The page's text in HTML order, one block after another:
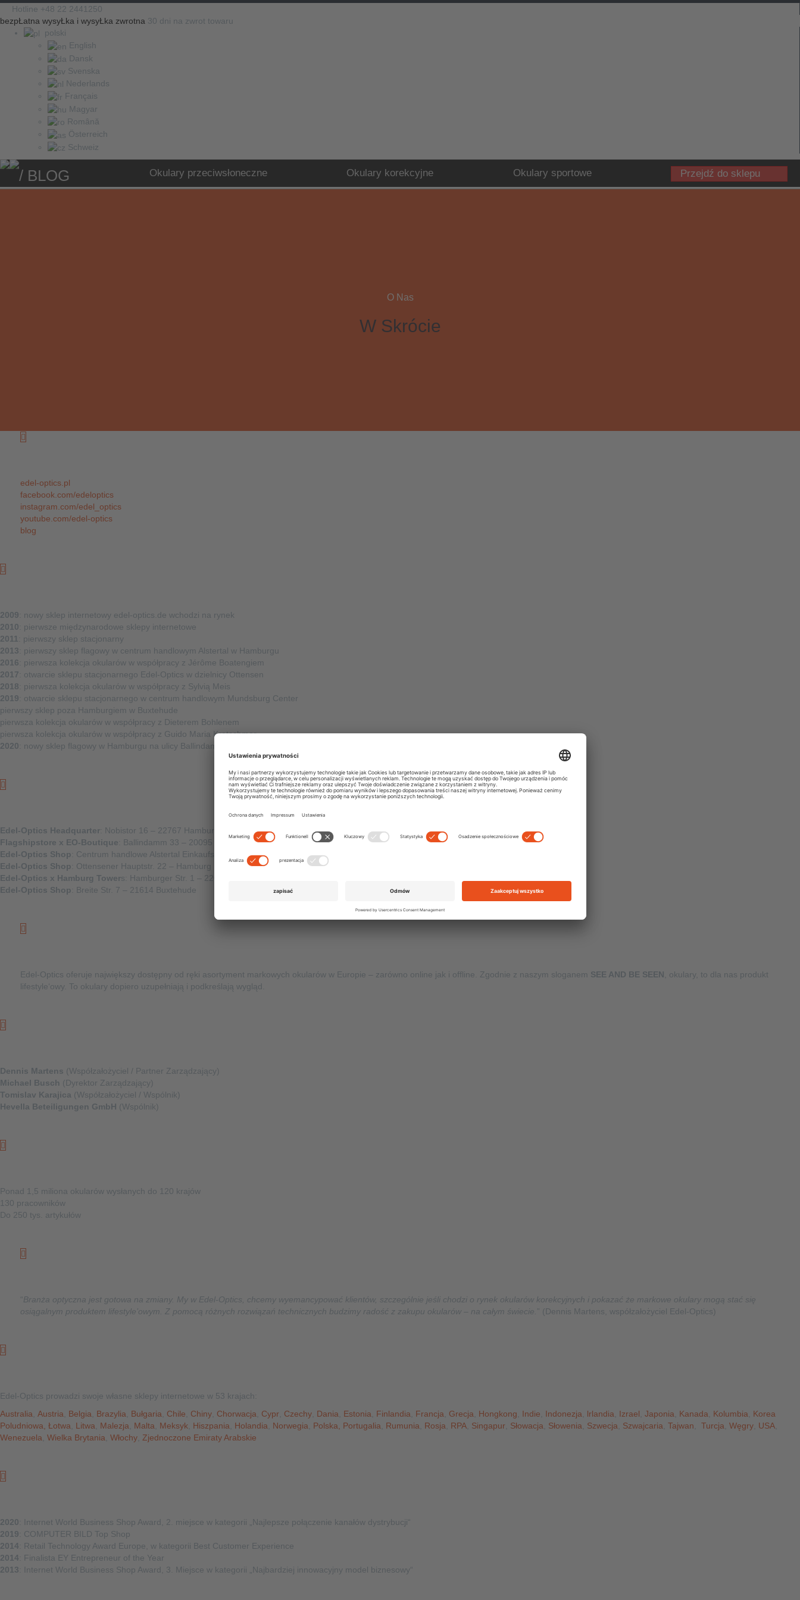
Hotline +48 22 2441250
bezpŁatna wysyŁka i wysyŁka zwrotna 30 dni na zwrot towaru
polski
English
Dansk
Svenska
Nederlands
Français
Magyar
Română
Österreich
Schweiz
/ BLOG Okulary przeciwsłoneczne Okulary korekcyjne Okulary sportowe Przejdź do sklepu
O Nas
W Skrócie
edel-optics.pl
facebook.com/edeloptics
instagram.com/edel_optics
youtube.com/edel-optics
blog
2009 : nowy sklep internetowy edel-optics.de wchodzi na rynek
2010 : pierwsze międzynarodowe sklepy internetowe
2011
: pierwszy sklep stacjonarny
2013 : pierwszy sklep flagowy w centrum handlowym Alstertal w Hamburgu
2016 : pierwsza kolekcja okularów w współpracy z Jérôme Boatengiem
2017 : otwarcie sklepu stacjonarnego Edel-Optics w dzielnicy Ottensen
2018 : pierwsza kolekcja okularów w współpracy z Sylvią Meis
2019 : otwarcie sklepu stacjonarnego w centrum handlowym Mundsburg Center
pierwszy sklep poza Hamburgiem w Buxtehude
pierwsza kolekcja okularów w współpracy z Dieterem Bohlenem
pierwsza kolekcja okularów w współpracy z Guido Maria Kretschmer
2020 : nowy sklep flagowy w Hamburgu na ulicy Ballindamm z przyległym butikiem EO
Edel-Optics Headquarter : Nobistor 16 – 22767 Hamburg
Flagshipstore x EO-Boutique : Ballindamm 33 – 20095 Hamburg
Edel-Optics Shop : Centrum handlowe Alstertal Einkaufszentrum – Hamburg
Edel-Optics Shop : Ottensener Hauptstr. 22 – Hamburg
Edel-Optics x Hamburg Towers: Hamburger Str. 1 – 22083 Hamburg
Edel-Optics Shop : Breite Str. 7 – 21614 Buxtehude
Edel-Optics oferuje największy dostępny od ręki asortyment markowych okularów w Europie – zarówno online jak i offline. Zgodnie z naszym sloganem SEE AND BE SEEN , okulary, to dla nas produkt
lifestyle‘owy. To okulary dopiero uzupełniają i podkreślają wygląd.
Dennis Martens (Współzałożyciel / Partner Zarządzający)
Michael Busch (Dyrektor Zarządzający)
Tomislav Karajica (Współzałożyciel / Wspólnik)
Hevella Beteiligungen GmbH (Wspólnik)
Ponad 1,5 miliona okularów wysłanych do 120 krajów
130 pracowników
Do 250 tys. artykułów
“Branża optyczna jest gotowa na zmiany. My w Edel-Optics, chcemy wyemancypować klientów, szczególnie jeśli chodzi o rynek okularów korekcyjnych i pokazać że markowe okulary mogą stać się
osiągalnym produktem lifestyle’owym. Z pomocą różnych rozwiązań technicznych budzimy radość z zakupu okularów – na całym świecie. ” (Dennis Martens, współzałożyciel Edel-Optics)
Edel-Optics prowadzi swoje własne sklepy internetowe w 53 krajach:
Australia Austria Belgia Brazylia Bułgaria Chile Chiny Chorwacja Cypr Czechy Dania Estonia Finlandia Francja Grecja Hongkong Indie Indonezja lrlandia Izrael Japonia Kanada Kolumbia
Korea
Poludniowa Łotwa Litwa Malezja Malta Meksyk Hiszpania Holandia Norwegia Polska, Portugalia Rumunia Rosja RPA Singapur Słowacja Słowenia Szwecja Szwajcaria Tajwan Turcja Węgry USA
Wenezuela Wielka Brytania Włochy Zjednoczone Emiraty Arabskie
2020 : Internet World Business Shop Award, 2. miejsce w kategorii „Najlepsze połączenie kanałów dystrybucji“
2019 : COMPUTER BILD Top Shop
2014 : Retail Technology Award Europe, w kategorii Best Customer Experience
2014 : Finalista EY Entrepreneur of the Year
2013 : Internet World Business Shop Award, 3. Miejsce w kategorii „Najbardziej innowacyjny model biznesowy“